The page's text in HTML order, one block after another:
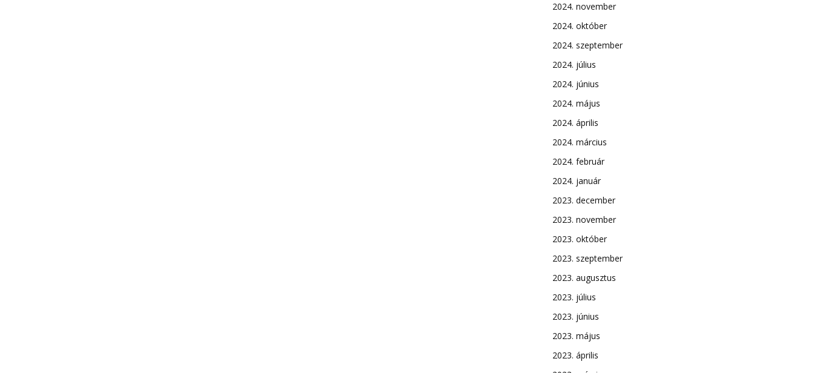
2024. november
2024. október
2024. szeptember
2024. július
2024. június
2024. május
2024. április
2024. március
2024. február
2024. január
2023. december
2023. november
2023. október
2023. szeptember
2023. augusztus
2023. július
2023. június
2023. május
2023. április